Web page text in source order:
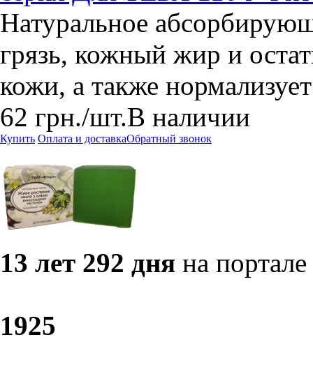
Натуральное
грязь, кожный жир и
кожи, а также
62 грн./шт.В наличии
Купить Оплата и доставкаОбратный звонок
13 лет 292 дня на портале
1925